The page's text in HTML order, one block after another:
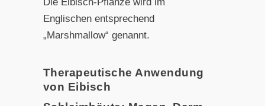
Englischen entsprechend
„Marshmallow“ genannt.
Therapeutische Anwendung
von Eibisch